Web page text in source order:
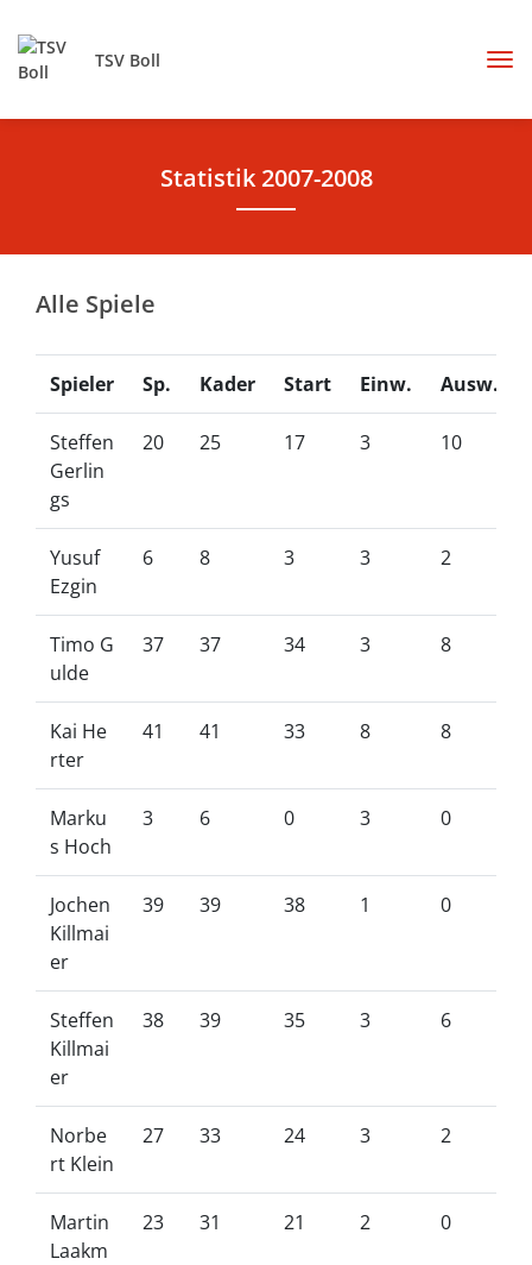
TSV Boll
Statistik 2007-2008
Alle Spiele
Spieler Sp. Kader Start Einw. Ausw.
Steffen
Gerlin
gs
20 25 17 3 10
Yusuf
Ezgin
6 8 3 3 2
Timo G
ulde
37 37 34 3 8
Kai He
rter
41 41 33 8 8
Marku
s Hoch
3 6 0 3 0
Jochen
Killmai
er
39 39 38 1 0
Steffen
Killmai
er
38 39 35 3 6
Norbe
rt Klein
27 33 24 3 2
Martin
Laakm
23 31 21 2 0